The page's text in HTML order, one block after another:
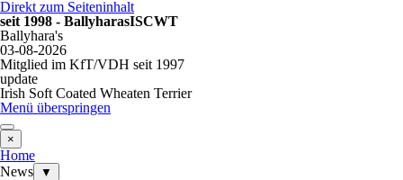
Direkt zum Seiteninhalt
seit 1998 - BallyharasISCWT
Ballyhara's
03-08-2026
Mitglied im KfT/VDH seit 1997
update
Irish Soft Coated Wheaten Terrier
Menü überspringen
×
Home
News
▼